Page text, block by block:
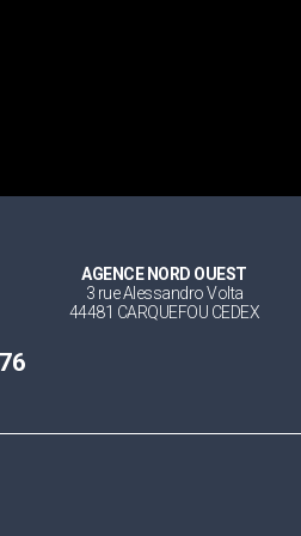
AGENCE NORD OUEST
3 rue Alessandro Volta
44481 CARQUEFOU CEDEX